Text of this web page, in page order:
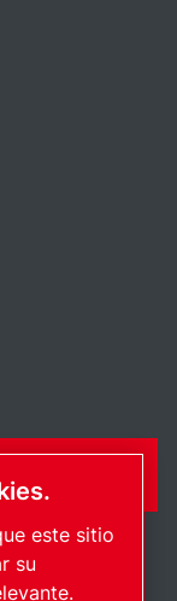
este sitio
su